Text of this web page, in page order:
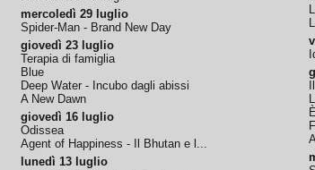
mercoledì 29 luglio
Spider-Man - Brand New Day
giovedì 23 luglio
Terapia di famiglia
Blue
Deep Water - Incubo dagli abissi
A New Dawn
giovedì 16 luglio
Odissea
Agent of Happiness - Il Bhutan e l...
lunedì 13 luglio